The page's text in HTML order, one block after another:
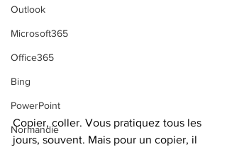
Outlook
Microsoft365
Office365
Bing
PowerPoint
Normandie
Copier, coller. Vous pratiquez tous les
jours, souvent. Mais pour un copier, il